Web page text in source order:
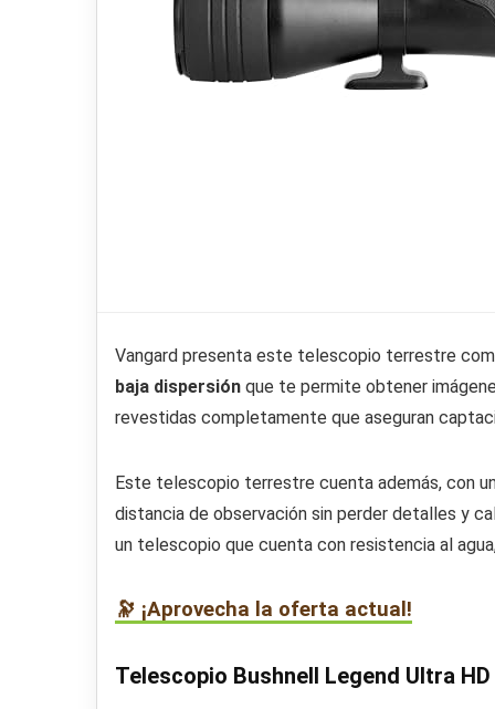
Vangard presenta este telescopio terrestre
baja dispersión que te permite obtener
revestidas completamente que aseguran
Este telescopio terrestre cuenta además, con
distancia de observación sin perder detalles y
un telescopio que cuenta con resistencia al
🔭 ¡Aprovecha la oferta actual!
Telescopio Bushnell Legend Ultra HD